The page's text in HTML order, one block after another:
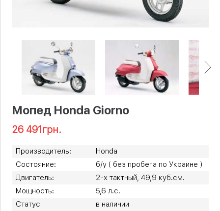
Мопед Honda Giorno
26 491грн.
Производитель:
Honda
Состояние:
б/у ( без пробега по Украине )
Двигатель:
2-х тактный, 49,9 куб.см.
Мощность:
5,6 л.с.
Статус
в наличии